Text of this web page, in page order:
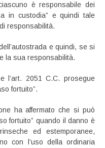
è responsabile dei
in custodia” e quindi tale
responsabilità.
e quindi, se si
la sua responsabilità.
l’art. 2051 C.C. prosegue
fortuito”.
ha affermato che si può
fortuito” quando il danno è
ed estemporanee,
con l’uso della ordinaria